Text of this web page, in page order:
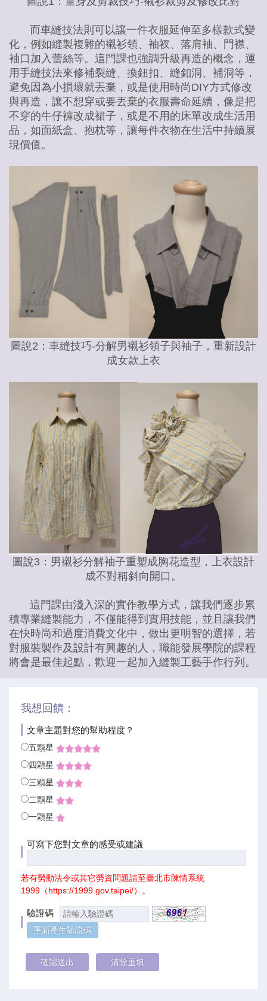
而車縫技法則可以讓一件衣服延伸至多樣款式變
化，例如縫製複雜的襯衫領、袖衩、落肩袖、門襟、
袖口加入蕾絲等。這門課也強調升級再造的概念，運
用手縫技法來修補裂縫、換鈕扣、縫釦洞、補洞等，
避免因為小損壞就丟棄，或是使用時尚DIY方式修改
與再造，讓不想穿或要丟棄的衣服壽命延續，像是把
不穿的牛仔褲改成裙子，或是不用的床單改成生活用
品，如面紙盒、抱枕等，讓每件衣物在生活中持續展
現價值。
圖說2：車縫技巧-分解男襯衫領子與袖子，重新設計
成女款上衣
圖說3：男襯衫分解袖子重塑成胸花造型，上衣設計
成不對稱斜向開口。
這門課由淺入深的實作教學方式，讓我們逐步累
積專業縫製能力，不僅能得到實用技能，並且讓我們
在快時尚和過度消費文化中，做出更明智的選擇，若
對服裝製作及設計有興趣的人，職能發展學院的課程
將會是最佳起點，歡迎一起加入縫製工藝手作行列。
我想回饋：
文章主題對您的幫助程度？
五顆星
四顆星
三顆星
二顆星
一顆星
可寫下您對文章的感受或建議
若有勞動法令或其它勞資問題請至臺北市陳情系統
1999（https://1999.gov.taipei/）。
驗證碼